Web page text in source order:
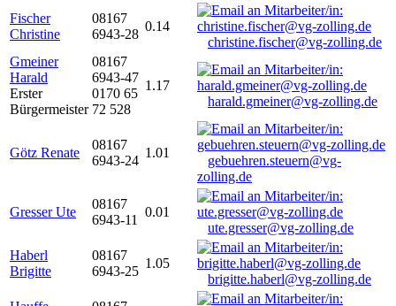
Fischer
Christine
08167
6943-28
0.14
christine.fischer@vg-zolling.de
Gmeiner
Harald
Erster
Bürgermeister
08167
6943-47
0170 65
72 528
1.17
harald.gmeiner@vg-zolling.de
Götz Renate
08167
6943-24
1.01
gebuehren.steuern@vg-
zolling.de
Gresser Ute
08167
6943-11
0.01
ute.gresser@vg-zolling.de
Haberl
Brigitte
08167
6943-25
1.05
brigitte.haberl@vg-zolling.de